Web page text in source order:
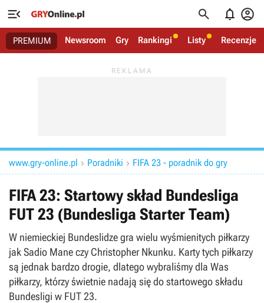
   
PREMIUM Newsroom Gry Rankingi Listy Recenzje
www.gry-online.pl  Poradniki  FIFA 23 - poradnik do gry
FIFA 23: Startowy skład Bundesliga
FUT 23 (Bundesliga Starter Team)
W niemieckiej Bundeslidze gra wielu wyśmienitych piłkarzy
jak Sadio Mane czy Christopher Nkunku. Karty tych piłkarzy
są jednak bardzo drogie, dlatego wybraliśmy dla Was
piłkarzy, którzy świetnie nadają się do startowego składu
Bundesligi w FUT 23.